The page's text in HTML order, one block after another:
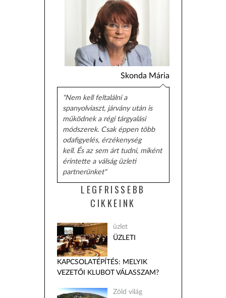
Skonda Mária
"Nem kell feltalálni a
spanyolviaszt, járvány után is
működnek a régi tárgyalási
módszerek. Csak éppen több
odafigyelés, érzékenység
kell. És az sem árt tudni, miként
érintette a válság üzleti
partnerünket"
LEGFRISSEBB
CIKKEINK
üzlet
ÜZLETI
KAPCSOLATÉPÍTÉS: MELYIK
VEZETŐI KLUBOT VÁLASSZAM?
Zöld világ